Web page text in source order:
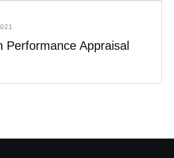
Performance Appraisal